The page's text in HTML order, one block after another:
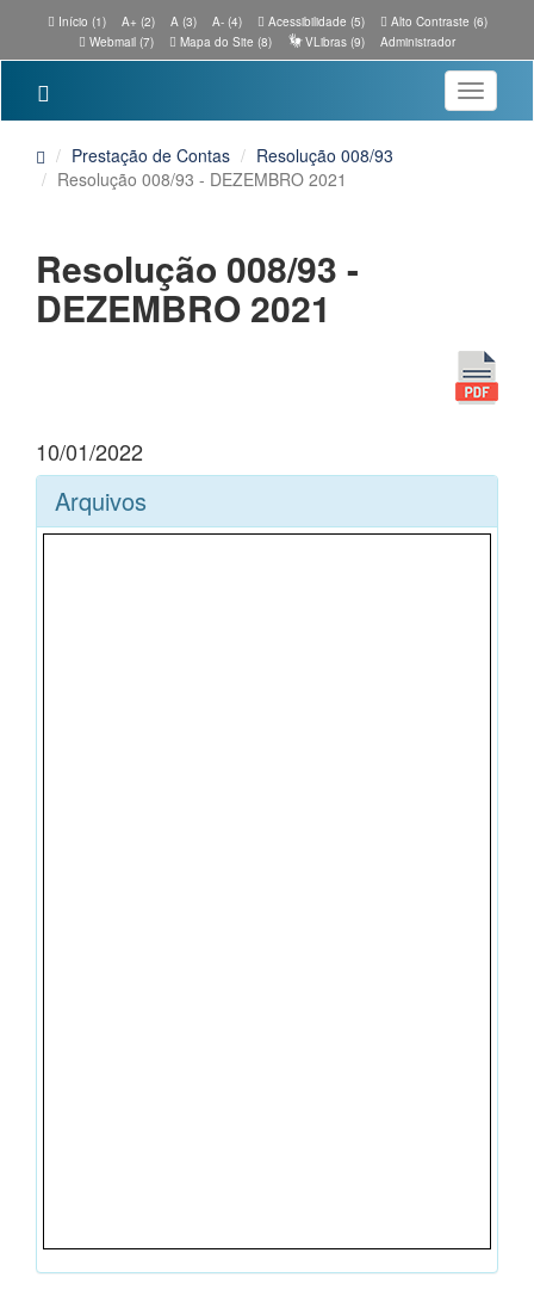
Início (1) A+ (2) A (3) A- (4) Acessibilidade (5)
Alto Contraste (6)
Webmail (7)
Mapa do Site (8) VLibras (9) Administrador
Toggle
Prestação de Contas
Resolução 008/93
Resolução 008/93 - DEZEMBRO 2021
Resolução 008/93 -
DEZEMBRO 2021
10/01/2022
Arquivos